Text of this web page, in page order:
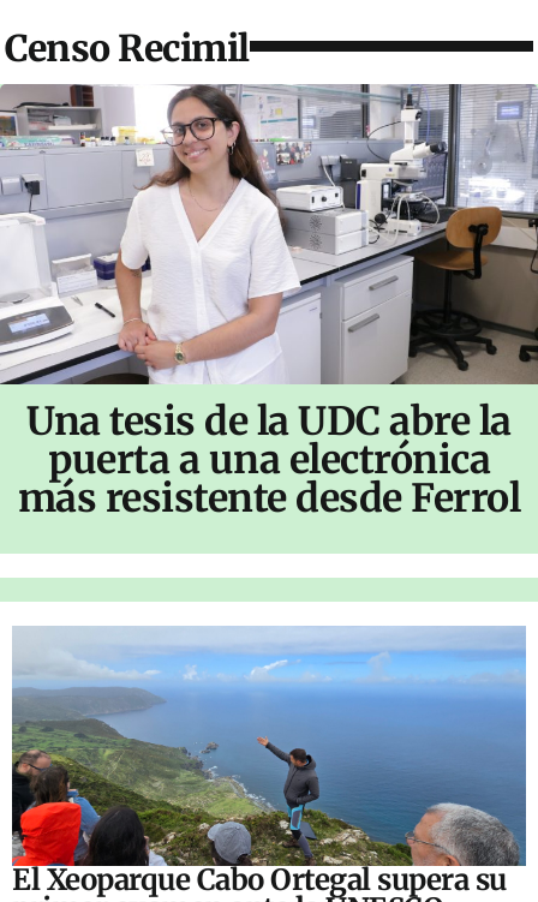
Censo Recimil
Una tesis de la UDC abre la
puerta a una electrónica
más resistente desde Ferrol
El Xeoparque Cabo Ortegal supera su